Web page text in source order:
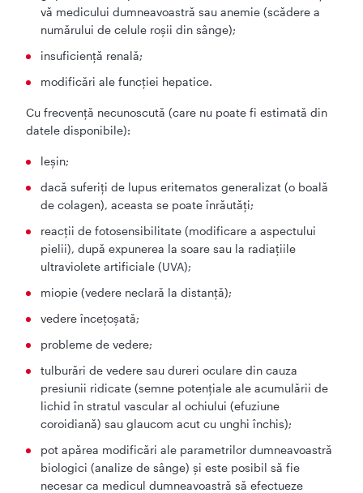
vă medicului dumneavoastră sau anemie (scădere a
numărului de celule roşii din sânge);
insuficienţă renală;
modificări ale funcției hepatice.
Cu frecvență necunoscută (care nu poate fi estimată din
datele disponibile):
leșin;
dacă suferiți de lupus eritematos generalizat (o boală
de colagen), aceasta se poate înrăutăți;
reacţii de fotosensibilitate (modificare a aspectului
pielii), după expunerea la soare sau la radiaţiile
ultraviolete artificiale (UVA);
miopie (vedere neclară la distanță);
vedere încețoșată;
probleme de vedere;
tulburări de vedere sau dureri oculare din cauza
presiunii ridicate (semne potențiale ale acumulării de
lichid în stratul vascular al ochiului (efuziune
coroidiană) sau glaucom acut cu unghi închis);
pot apărea modificări ale parametrilor dumneavoastră
biologici (analize de sânge) și este posibil să fie
necesar ca medicul dumneavoastră să efectueze